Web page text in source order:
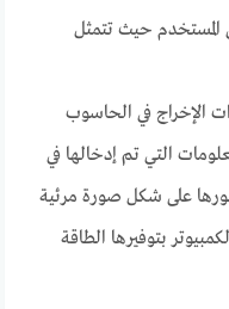
المستخدم حيث تتمثل
الإخراج في الحاسوب
التي تم إدخالها في
على شكل صورة مرئية
بتوفيرها الطاقة